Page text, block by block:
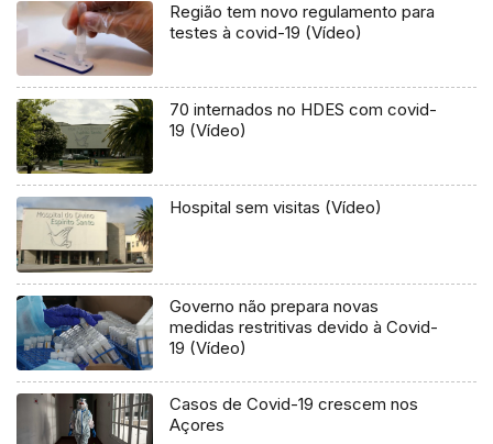
Região tem novo regulamento para
testes à covid-19 (Vídeo)
70 internados no HDES com covid-
19 (Vídeo)
Hospital sem visitas (Vídeo)
Governo não prepara novas
medidas restritivas devido à Covid-
19 (Vídeo)
Casos de Covid-19 crescem nos
Açores